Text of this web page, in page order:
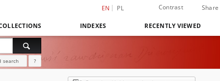
EN PL Contrast Share
INDEXES RECENTLY VIEWED
search ?